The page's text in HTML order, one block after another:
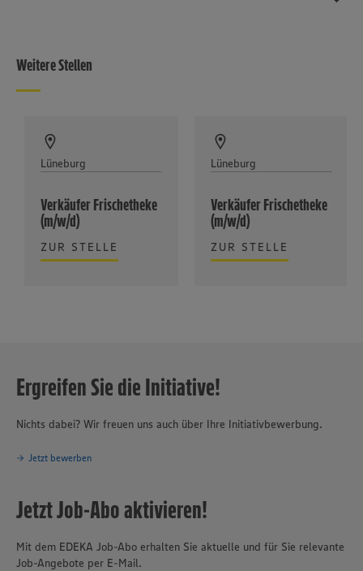
Weitere Stellen
Lüneburg
Verkäufer Frischetheke
(m/w/d)
ZUR STELLE
Lüneburg
Verkäufer Frischetheke
(m/w/d)
ZUR STELLE
Ergreifen Sie die Initiative!
Nichts dabei? Wir freuen uns auch über Ihre Initiativbewerbung.
Jetzt bewerben
Jetzt Job-Abo aktivieren!
Mit dem EDEKA Job-Abo erhalten Sie aktuelle und für Sie relevante
Job-Angebote per E-Mail.